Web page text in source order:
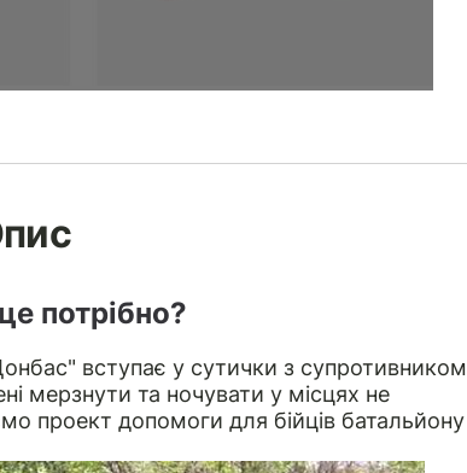
потрібно?
вступає у сутички з супротивником
мерзнути та ночувати у місцях не
проект допомоги для бійців батальйону